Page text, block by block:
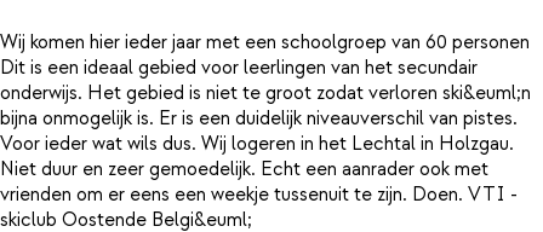
Wij komen hier ieder jaar met een schoolgroep van 60 personen
Dit is een ideaal gebied voor leerlingen van het secundair
onderwijs. Het gebied is niet te groot zodat verloren ski&euml;n
bijna onmogelijk is. Er is een duidelijk niveauverschil van pistes.
Voor ieder wat wils dus. Wij logeren in het Lechtal in Holzgau.
Niet duur en zeer gemoedelijk. Echt een aanrader ook met
vrienden om er eens een weekje tussenuit te zijn. Doen. VTI -
skiclub Oostende Belgi&euml;